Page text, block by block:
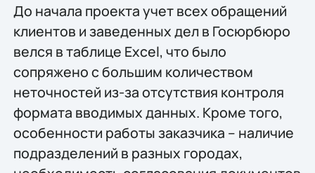
До начала проекта учет всех обращений
клиентов и заведенных дел в Госюрбюро
велся в таблице Excel, что было
сопряжено с большим количеством
неточностей из-за отсутствия контроля
формата вводимых данных. Кроме того,
особенности работы заказчика – наличие
подразделений в разных городах,